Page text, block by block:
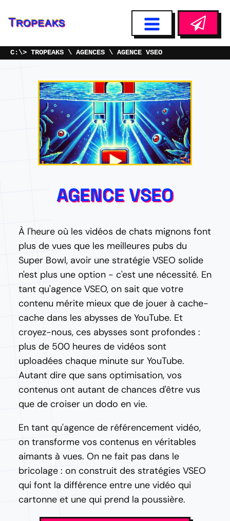
TROPEAKS AGENCES AGENCE VSEO
AGENCE VSEO
À l'heure où les vidéos de chats mignons font
plus de vues que les meilleures pubs du
Super Bowl, avoir une stratégie VSEO solide
n'est plus une option - c'est une nécessité. En
tant qu'agence VSEO, on sait que votre
contenu mérite mieux que de jouer à cache-
cache dans les abysses de YouTube. Et
croyez-nous, ces abysses sont profondes :
plus de 500 heures de vidéos sont
uploadées chaque minute sur YouTube.
Autant dire que sans optimisation, vos
contenus ont autant de chances d'être vus
que de croiser un dodo en vie.
En tant qu'agence de référencement vidéo,
on transforme vos contenus en véritables
aimants à vues. On ne fait pas dans le
bricolage : on construit des stratégies VSEO
qui font la différence entre une vidéo qui
cartonne et une qui prend la poussière.